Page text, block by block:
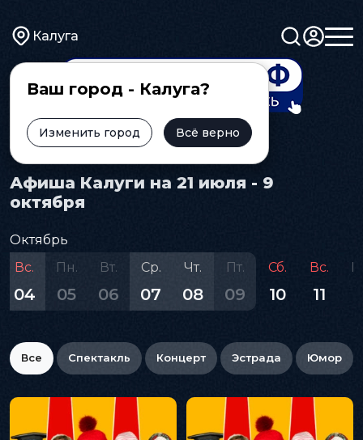
Калуга
Ваш город - Калуга?
Изменить город Всё верно
Главная Афиша
Афиша Калуги на 21 июля - 9
октября
Октябрь
Вс.
04
Пн.
05
Вт.
06
Ср.
07
Чт.
08
Пт.
09
Сб.
10
Вс.
11
Все Спектакль Концерт Эстрада Юмор